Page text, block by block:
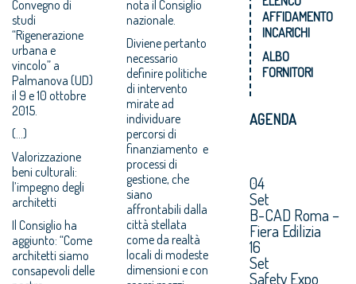
Convegno di
studi
“Rigenerazione
urbana e
vincolo” a
Palmanova (UD)
il 9 e 10 ottobre
2015.
(...)
Valorizzazione
beni culturali:
l’impegno degli
architetti
Il Consiglio ha
aggiunto: “Come
architetti siamo
consapevoli delle
nota il Consiglio
nazionale.
Diviene pertanto
necessario
definire politiche
di intervento
mirate ad
individuare
percorsi di
finanziamento e
processi di
gestione, che
siano
affrontabili dalla
città stellata
come da realtà
locali di modeste
dimensioni e con
AFFIDAMENTO
INCARICHI
ALBO
FORNITORI
AGENDA
04
Set
B-CAD Roma –
Fiera Edilizia
16
Set
Safety Expo